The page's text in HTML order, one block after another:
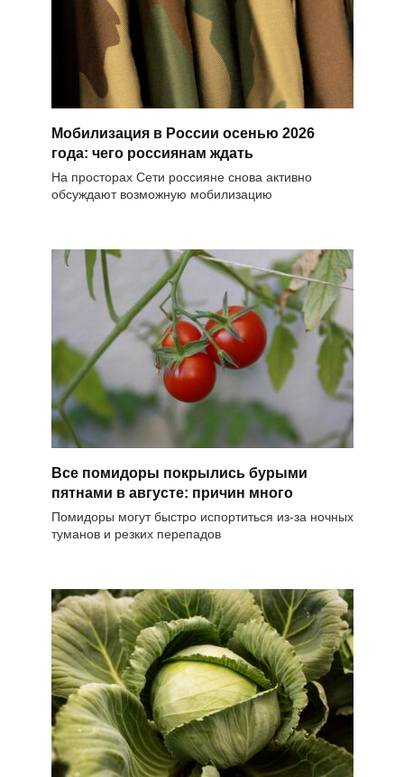
Мобилизация в России осенью 2026
года: чего россиянам ждать
На просторах Сети россияне снова активно
обсуждают возможную мобилизацию
Все помидоры покрылись бурыми
пятнами в августе: причин много
Помидоры могут быстро испортиться из-за ночных
туманов и резких перепадов